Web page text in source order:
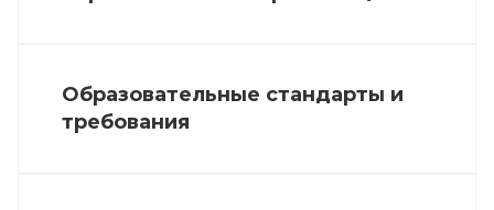
Образовательные стандарты и
требования